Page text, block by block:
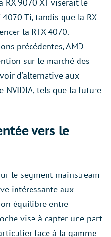
RX 9070 XT viserait le
Ti, tandis que la RX
la RTX 4070.
précédentes, AMD
sur le marché des
d’alternative aux
NVIDIA, tels que la future
vers le
le segment mainstream
intéressante aux
équilibre entre
vise à capter une part
face à la gamme